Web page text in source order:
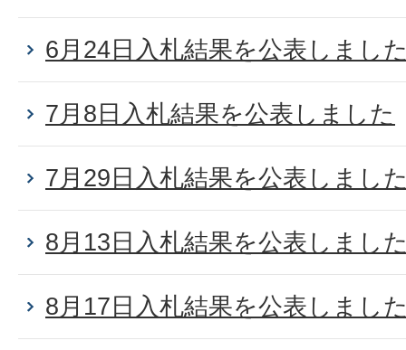
6月24日入札結果を公表しまし
7月8日入札結果を公表しました
7月29日入札結果を公表しまし
8月13日入札結果を公表しまし
8月17日入札結果を公表しまし